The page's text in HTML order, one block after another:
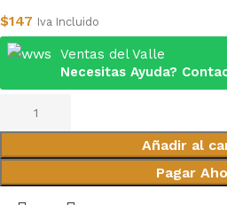
$147 Iva Incluido
Ventas del Valle
Necesitas Ayuda?
Añadir al
Pagar